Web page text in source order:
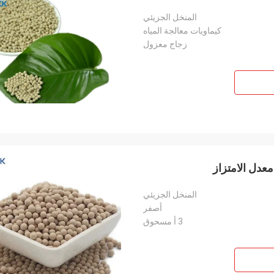
المنخل الجزيئي
كيماويات معالجة المياه
زجاج معزول
المنخل الجزيئي
أصفر
3 أ مسحوق